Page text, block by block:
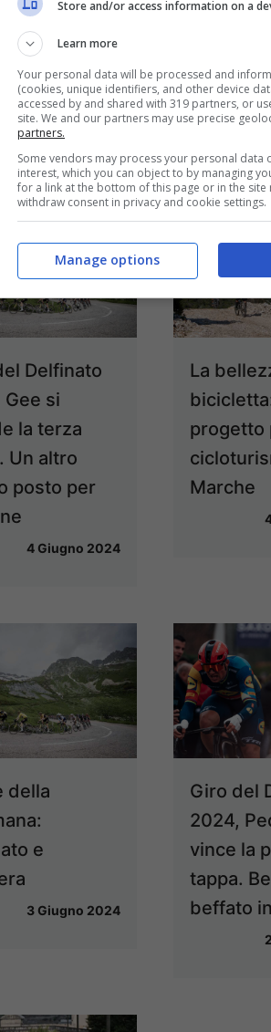
5^ tappa
per
6 Giugno 2024
2024,
nuova
Delfinato
si
la terza
Un altro
posto per
4 Giugno 2024
La
progetto
Marche
della
e
3 Giugno 2024
Giro del
2024,
vince la
tappa.
beffato
Store and/or access information on a
Learn more
Your personal data will be processed and
(cookies, unique identifiers, and other device
accessed by and shared with 319 partners, or
site. We and our partners may use precise
partners.
Some vendors may process your personal data
interest, which you can object to by managing
for a link at the bottom of this page or in the site
withdraw consent in privacy and cookie settings.
Manage options